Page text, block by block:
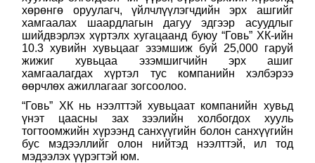
хөрөнгө оруулагч, үйлчлүүлэгчдийн эрх ашгийг
хамгаалах шаардлагын дагуу эдгээр асуудлыг
шийдвэрлэх хүртэлх хугацаанд буюу “Говь” ХК-ийн
10.3 хувийн хувьцааг эзэмшиж буй 25,000 гаруй
жижиг хувьцаа эзэмшигчийн эрх ашиг
хамгаалагдах хүртэл тус компанийн хэлбэрээ
өөрчлөх ажиллагааг зогсоолоо.
“Говь” ХК нь нээлттэй хувьцаат компанийн хувьд
үнэт цаасны зах зээлийн холбогдох хууль
тогтоомжийн хүрээнд санхүүгийн болон санхүүгийн
бус мэдээллийг олон нийтэд нээлттэй, ил тод
мэдээлэх үүрэгтэй юм.